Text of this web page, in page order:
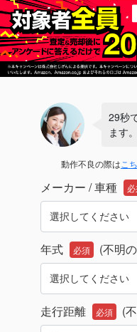
29秒
ます。
動作不良の際は こ
メーカー / 車種
年式 必須 (不明
走行距離 必須 (